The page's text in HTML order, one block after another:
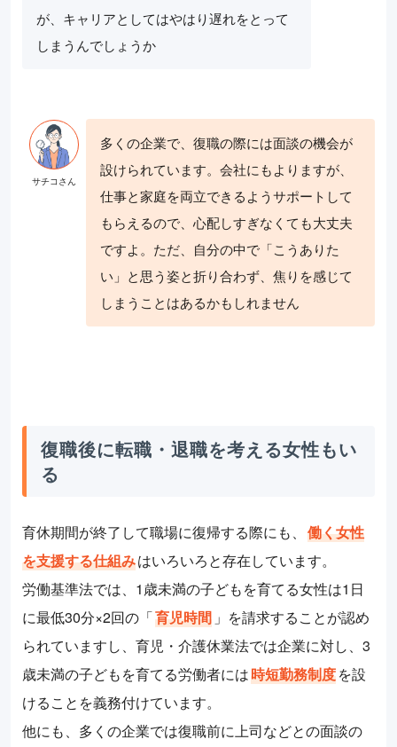
が、キャリアとしてはやはり遅れをとって
しまうんでしょうか
多くの企業で、復職の際には面談の機会が
設けられています。会社にもよりますが、
仕事と家庭を両立できるようサポートして
もらえるので、心配しすぎなくても大丈夫
ですよ。ただ、自分の中で「こうありた
い」と思う姿と折り合わず、焦りを感じて
しまうことはあるかもしれません
復職後に転職・退職を考える女性もい
る
育休期間が終了して職場に復帰する際にも、 働く女性
を支援する仕組みはいろいろと存在しています。
労働基準法では、1歳未満の子どもを育てる女性は1日
に最低30分×2回の「育児時間 」を請求することが認め
られていますし、育児・介護休業法では企業に対し、3
歳未満の子どもを育てる労働者には時短勤務制度を設
けることを義務付けています。
他にも、多くの企業では復職前に上司などとの面談の